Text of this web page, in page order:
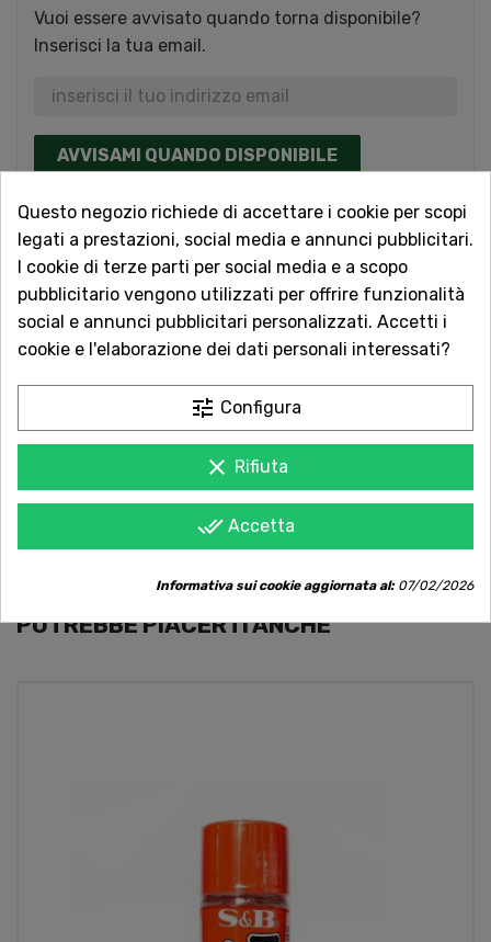
Vuoi essere avvisato quando torna disponibile?
Inserisci la tua email.
AVVISAMI QUANDO DISPONIBILE
Acquista in totale sicurezza
Dal 1957 a Catania. Clicca e leggi le oltre
1.000 recensioni dei nostri clienti.
Spedizioni rapide
Consegna in tutta Italia in 5 giorni
dall'ordine
Contattaci online oppure chiama per
qualsiasi informazione.
POTREBBE PIACERTI ANCHE
Questo negozio richiede di accettare i cookie per scopi
legati a prestazioni, social media e annunci pubblicitari.
I cookie di terze parti per social media e a scopo
pubblicitario vengono utilizzati per offrire funzionalità
social e annunci pubblicitari personalizzati. Accetti i
cookie e l'elaborazione dei dati personali interessati?
tune Configura
clear Rifiuta
done_all Accetta
Informativa sui cookie aggiornata al:07/02/2026